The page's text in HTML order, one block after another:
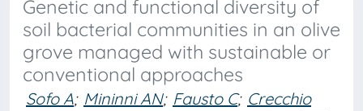
Genetic and functional diversity of
soil bacterial communities in an olive
grove managed with sustainable or
conventional approaches
Sofo A; Mininni AN; Fausto C; Crecchio